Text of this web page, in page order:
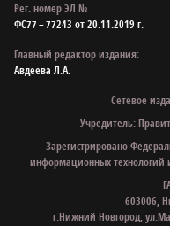
Рег. номер ЭЛ №
ФС77 – 77243 от 20.11.2019 г.
Главный редактор издания:
Авдеева Л.А.
Сетевое
Учредитель:
Зарегистрировано
информационных технологий
603006,
г.Нижний Новгород,